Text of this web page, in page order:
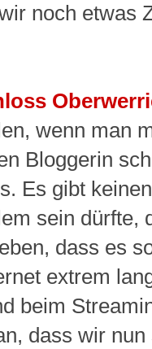
noch etwas
wenn man
Bloggerin
Es gibt
sein dürfte,
dass es
extrem
beim
dass wir